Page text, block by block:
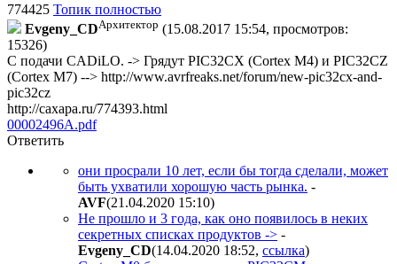
774425 Топик полностью
Evgeny_CDАрхитектор (15.08.2017 15:54, просмотров:
15326)
С подачи CADiLO. -> Грядут PIC32CX (Cortex M4) и PIC32CZ
(Cortex M7) --> http://www.avrfreaks.net/forum/new-pic32cx-and-
pic32cz
http://caxapa.ru/774393.html
00002496A.pdf
Ответить
они просрали 10 лет, если бы тогда сделали, может
быть ухватили хорошую часть рынка. -
AVF(21.04.2020 15:10)
Не прошло и 3 года, как оно появилось в неких
секретных списках продуктов -> -
Evgeny_CD(14.04.2020 18:52, ссылка)